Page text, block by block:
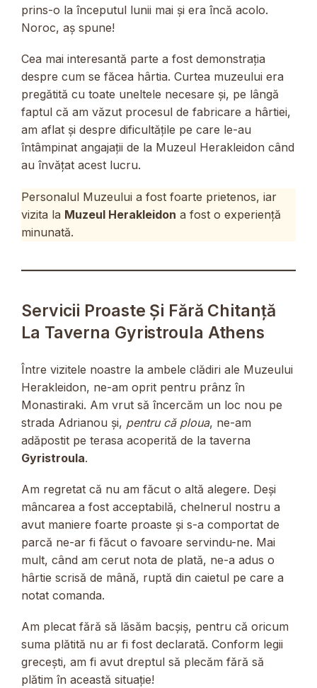
prins-o la începutul lunii mai și era încă acolo.
Noroc, aș spune!
Cea mai interesantă parte a fost demonstrația
despre cum se făcea hârtia. Curtea muzeului era
pregătită cu toate uneltele necesare și, pe lângă
faptul că am văzut procesul de fabricare a hârtiei,
am aflat și despre dificultățile pe care le-au
întâmpinat angajații de la Muzeul Herakleidon când
au învățat acest lucru.
Personalul Muzeului a fost foarte prietenos, iar
vizita la Muzeul Herakleidon a fost o experiență
minunată.
Servicii Proaste Și Fără Chitanță
La Taverna Gyristroula Athens
Între vizitele noastre la ambele clădiri ale Muzeului
Herakleidon, ne-am oprit pentru prânz în
Monastiraki. Am vrut să încercăm un loc nou pe
strada Adrianou și, pentru că ploua, ne-am
adăpostit pe terasa acoperită de la taverna
Gyristroula.
Am regretat că nu am făcut o altă alegere. Deși
mâncarea a fost acceptabilă, chelnerul nostru a
avut maniere foarte proaste și s-a comportat de
parcă ne-ar fi făcut o favoare servindu-ne. Mai
mult, când am cerut nota de plată, ne-a adus o
hârtie scrisă de mână, ruptă din caietul pe care a
notat comanda.
Am plecat fără să lăsăm bacșiș, pentru că oricum
suma plătită nu ar fi fost declarată. Conform legii
grecești, am fi avut dreptul să plecăm fără să
plătim în această situație!